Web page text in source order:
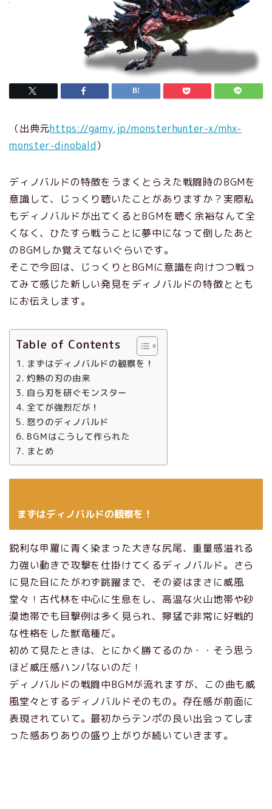
（出典元https://gamy.jp/monsterhunter-x/mhx-
monster-dinobald）
ディノバルドの特徴をうまくとらえた戦闘時のBGMを
意識して、じっくり聴いたことがありますか？実際私
もディノバルドが出てくるとBGMを聴く余裕なんて全
くなく、ひたすら戦うことに夢中になって倒したあと
のBGMしか覚えてないぐらいです。
そこで今回は、じっくりとBGMに意識を向けつつ戦っ
てみて感じた新しい発見をディノバルドの特徴ととも
にお伝えします。
Table of Contents
まずはディノバルドの観察を！
灼熱の刃の由来
自ら刃を研ぐモンスター
全てが強烈だが！
怒りのディノバルド
BGMはこうして作られた
まとめ
まずはディノバルドの観察を！
鋭利な甲羅に青く染まった大きな尻尾、重量感溢れる
力強い動きで攻撃を仕掛けてくるディノバルド。さら
に見た目にたがわず跳躍まで、その姿はまさに威風
堂々！古代林を中心に生息をし、高温な火山地帯や砂
漠地帯でも目撃例は多く見られ、獰猛で非常に好戦的
な性格をした獣竜種だ。
初めて見たときは、とにかく勝てるのか・・そう思う
ほど威圧感ハンパないのだ！
ディノバルドの戦闘中BGMが流れますが、この曲も威
風堂々とするディノバルドそのもの。存在感が前面に
表現されていて。最初からテンポの良い出会ってしま
った感ありありの盛り上がりが続いていきます。